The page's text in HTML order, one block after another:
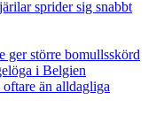
sprider sig snabbt
ger större bomullsskörd
i Belgien
än alldagliga